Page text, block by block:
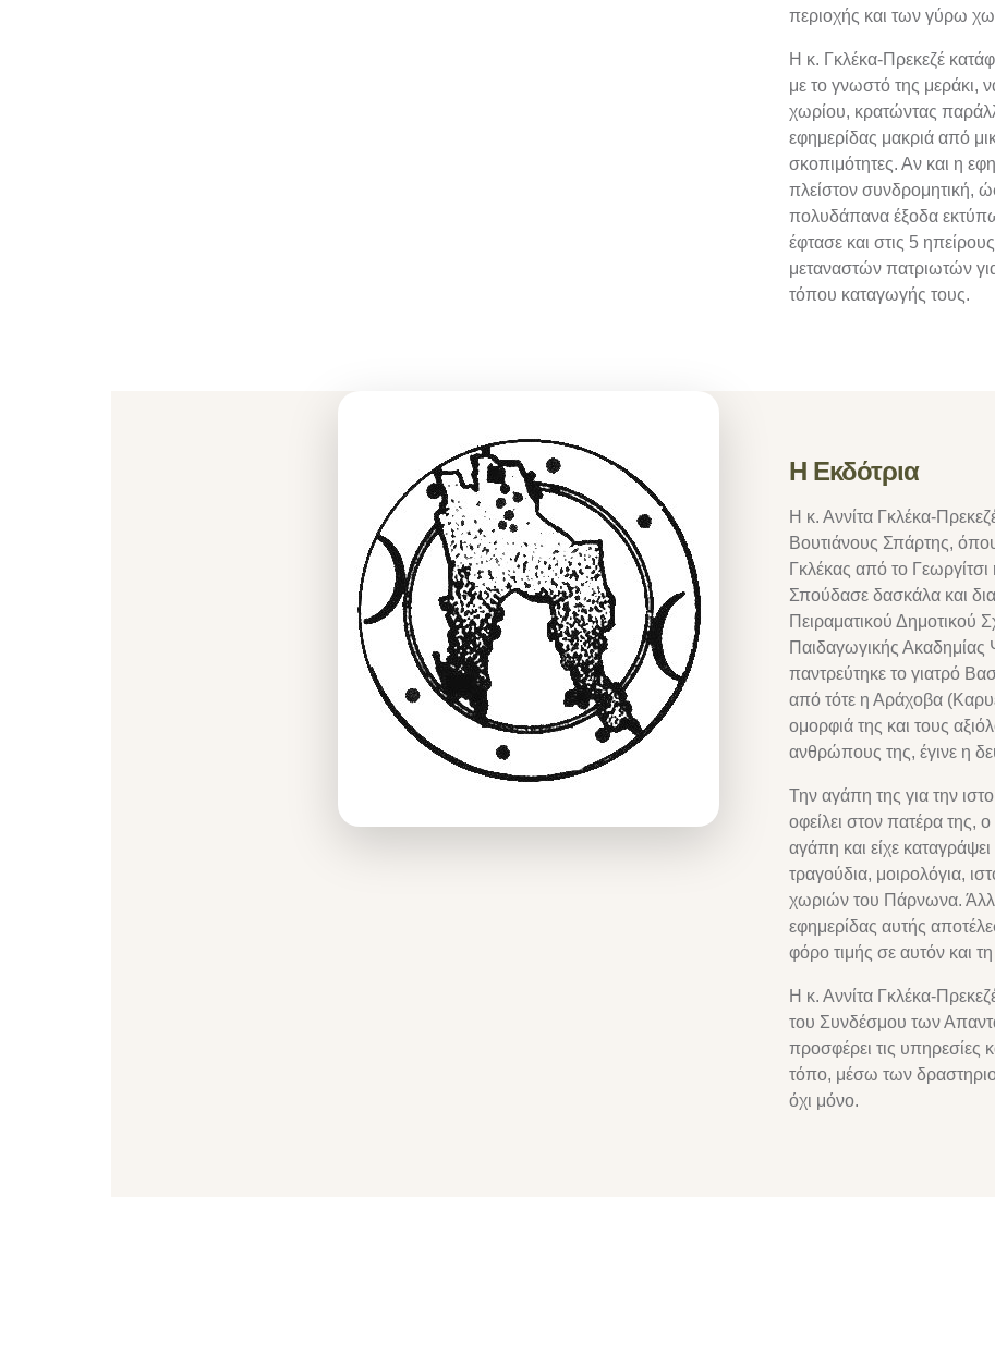
περιοχής και των γύρω
Η κ. Γκλέκα-Πρεκεζέ
με το γνωστό της μεράκι,
χωρίου, κρατώντας
εφημερίδας μακριά από
σκοπιμότητες. Αν και η
πλείστον συνδρομητική,
πολυδάπανα έξοδα
έφτασε και στις 5
μεταναστών πατριωτών
τόπου καταγωγής τους.
Η Εκδότρια
Η κ. Αννίτα Γκλέκα-
Βουτιάνους Σπάρτης,
Γκλέκας από το
Σπούδασε δασκάλα και
Πειραματικού Δημοτικού
Παιδαγωγικής Ακαδημίας
παντρεύτηκε το γιατρό
από τότε η Αράχοβα
ομορφιά της και τους
ανθρώπους της, έγινε η
Την αγάπη της για την
οφείλει στον πατέρα της,
αγάπη και είχε
τραγούδια, μοιρολόγια,
χωριών του Πάρνωνα.
εφημερίδας αυτής
φόρο τιμής σε αυτόν και
Η κ. Αννίτα Γκλέκα-
του Συνδέσμου των
προσφέρει τις υπηρεσίες
τόπο, μέσω των
όχι μόνο.